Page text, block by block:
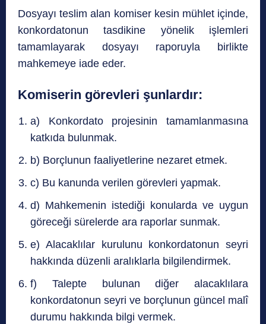
Dosyayı teslim alan komiser kesin mühlet içinde,
konkordatonun tasdikine yönelik işlemleri
tamamlayarak dosyayı raporuyla birlikte
mahkemeye iade eder.
Komiserin görevleri şunlardır:
a) Konkordato projesinin tamamlanmasına
katkıda bulunmak.
b) Borçlunun faaliyetlerine nezaret etmek.
c) Bu kanunda verilen görevleri yapmak.
d) Mahkemenin istediği konularda ve uygun
göreceği sürelerde ara raporlar sunmak.
e) Alacaklılar kurulunu konkordatonun seyri
hakkında düzenli aralıklarla bilgilendirmek.
f) Talepte bulunan diğer alacaklılara
konkordatonun seyri ve borçlunun güncel malî
durumu hakkında bilgi vermek.